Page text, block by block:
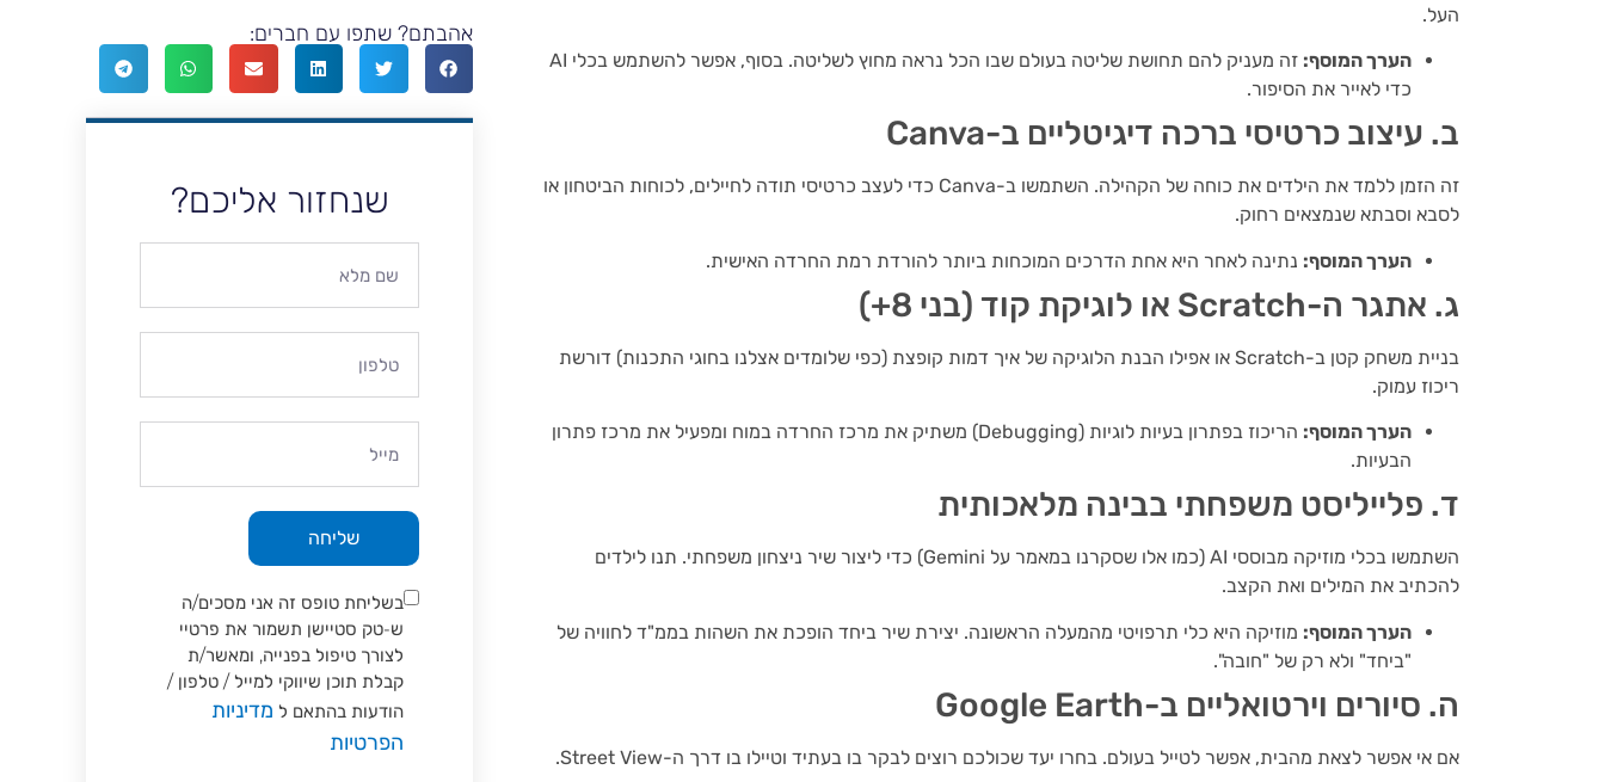
העל.
הערך המוסף:
זה מעניק להם תחושת שליטה בעולם שבו הכל נראה מחוץ לשליטה. בסוף, אפשר להשתמש בכלי AI
כדי לאייר את הסיפור.
ב. עיצוב כרטיסי ברכה דיגיטליים ב-Canva
זה הזמן ללמד את הילדים את כוחה של הקהילה. השתמשו ב-Canva כדי לעצב כרטיסי תודה לחיילים, לכוחות הביטחון או
לסבא וסבתא שנמצאים רחוק.
הערך המוסף: נתינה לאחר היא אחת הדרכים המוכחות ביותר להורדת רמת החרדה האישית.
ג. אתגר ה-Scratch או לוגיקת קוד (בני 8+)
בניית משחק קטן ב-Scratch או אפילו הבנת הלוגיקה של איך דמות קופצת (כפי שלומדים אצלנו בחוגי התכנות) דורשת
ריכוז עמוק.
הערך המוסף:
הריכוז בפתרון בעיות לוגיות (Debugging) משתיק את מרכז החרדה במוח ומפעיל את מרכז פתרון
הבעיות.
ד. פלייליסט משפחתי בבינה מלאכותית
השתמשו בכלי מוזיקה מבוססי AI (כמו אלו שסקרנו במאמר על Gemini) כדי ליצור שיר ניצחון משפחתי. תנו לילדים
להכתיב את המילים ואת הקצב.
הערך המוסף: מוזיקה היא כלי תרפויטי מהמעלה הראשונה. יצירת שיר ביחד הופכת את השהות בממ"ד לחוויה של
"ביחד" ולא רק של "חובה".
ה. סיורים וירטואליים ב-Google Earth
אם אי אפשר לצאת מהבית, אפשר לטייל בעולם. בחרו יעד שכולכם רוצים לבקר בו בעתיד וטיילו בו דרך ה-Street View.
אהבתם? שתפו עם חברים:
שנחזור אליכם?
בשליחת טופס זה אני מסכים/ה
ש-טק סטיישן תשמור את פרטיי
לצורך טיפול בפנייה, ומאשר/ת
קבלת תוכן שיווקי למייל / טלפון /
הודעות בהתאם ל מדיניות
הפרטיות
שליחה